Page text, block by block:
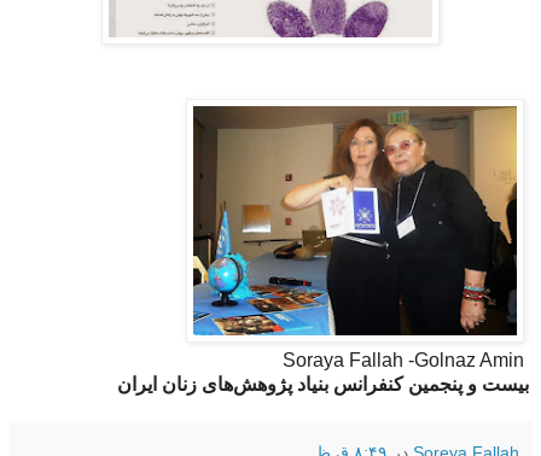
Soraya Fallah -Golnaz Amin
بیست و پنجمین کنفرانس بنیاد پژوهش‌های زنان ایران
Soreya Fallah در ۸:۴۹ ق.ظ.